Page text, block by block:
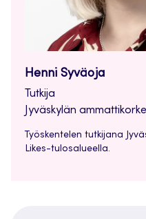
Henni Syväoja
Tutkija
Jyväskylän
Työskentelen tutkijana
Likes-tulosalueella.